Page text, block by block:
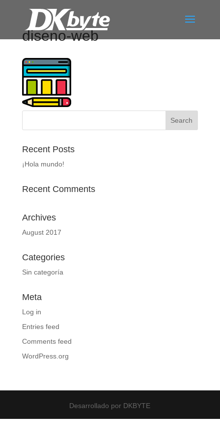
diseno-web
Recent Posts
¡Hola mundo!
Recent Comments
Archives
August 2017
Categories
Sin categoría
Meta
Log in
Entries feed
Comments feed
WordPress.org
Desarrollado por DKBYTE